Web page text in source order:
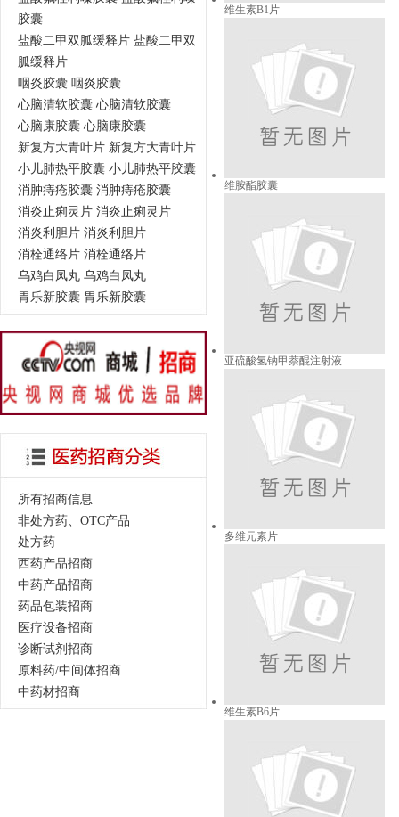
胶囊
盐酸二甲双胍缓释片 盐酸二甲双
胍缓释片
咽炎胶囊 咽炎胶囊
心脑清软胶囊 心脑清软胶囊
心脑康胶囊 心脑康胶囊
新复方大青叶片 新复方大青叶片
小儿肺热平胶囊 小儿肺热平胶囊
消肿痔疮胶囊 消肿痔疮胶囊
消炎止痢灵片 消炎止痢灵片
消炎利胆片 消炎利胆片
消栓通络片 消栓通络片
乌鸡白凤丸 乌鸡白凤丸
胃乐新胶囊 胃乐新胶囊
所有招商信息
非处方药、OTC产品
处方药
西药产品招商
中药产品招商
药品包装招商
医疗设备招商
诊断试剂招商
原料药/中间体招商
中药材招商
维生素B1片
维胺酯胶囊
亚硫酸氢钠甲萘醌注射液
多维元素片
维生素B6片